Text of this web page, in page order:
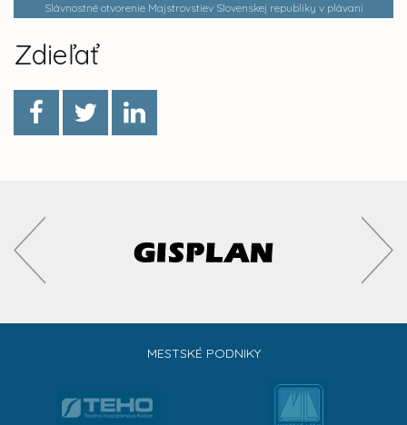
Slávnostné otvorenie Majstrovstiev Slovenskej republiky v plávani
Zdieľať
MESTSKÉ PODNIKY